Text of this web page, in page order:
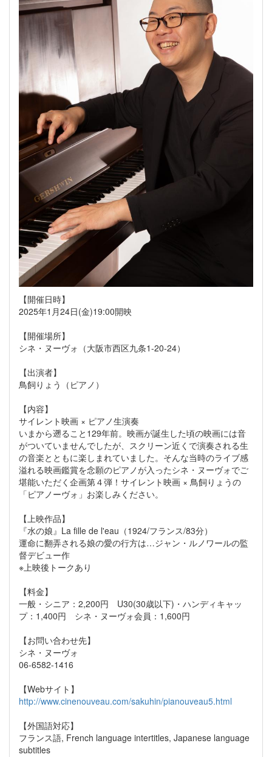
【開催日時】
2025年1月24日(金)19:00開映
【開催場所】
シネ・ヌーヴォ（大阪市西区九条1-20-24）
【出演者】
鳥飼りょう（ピアノ）
【内容】
サイレント映画 × ピアノ生演奏
いまから遡ること129年前。映画が誕生した頃の映画には音
がついていませんでしたが、スクリーン近くで演奏される生
の音楽とともに楽しまれていました。そんな当時のライブ感
溢れる映画鑑賞を念願のピアノが入ったシネ・ヌーヴォでご
堪能いただく企画第４弾！サイレント映画 × 鳥飼りょうの
「ピアノーヴォ」お楽しみください。
【上映作品】
『水の娘』La fille de l'eau（1924/フランス/83分）
運命に翻弄される娘の愛の行方は…ジャン・ルノワールの監
督デビュー作
※上映後トークあり
【料金】
一般・シニア：2,200円 U30(30歳以下)・ハンディキャッ
プ：1,400円 シネ・ヌーヴォ会員：1,600円
【お問い合わせ先】
シネ・ヌーヴォ
06-6582-1416
【Webサイト】
http://www.cinenouveau.com/sakuhin/pianouveau5.html
【外国語対応】
フランス語, French language intertitles, Japanese language
subtitles